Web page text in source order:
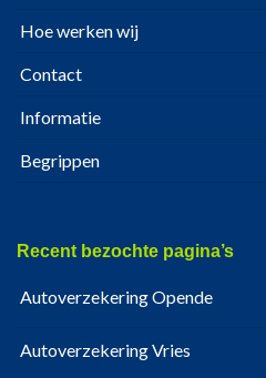
Hoe werken wij
Contact
Informatie
Begrippen
Recent bezochte pagina’s
Autoverzekering Opende
Autoverzekering Vries